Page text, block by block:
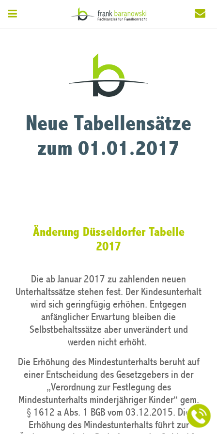
Neue Tabellensätze
zum 01.01.2017
Änderung Düsseldorfer Tabelle
2017
Die ab Januar 2017 zu zahlenden neuen
Unterhaltssätze stehen fest. Der Kindesunterhalt
wird sich geringfügig erhöhen. Entgegen
anfänglicher Erwartung bleiben die
Selbstbehaltssätze aber unverändert und
werden nicht erhöht.
Die Erhöhung des Mindestunterhalts beruht auf
einer Entscheidung des Gesetzgebers in der
„Verordnung zur Festlegung des
Mindestunterhalts minderjähriger Kinder“ gem.
§ 1612 a Abs. 1 BGB vom 03.12.2015. Die
Erhöhung des Mindestunterhalts führt zur